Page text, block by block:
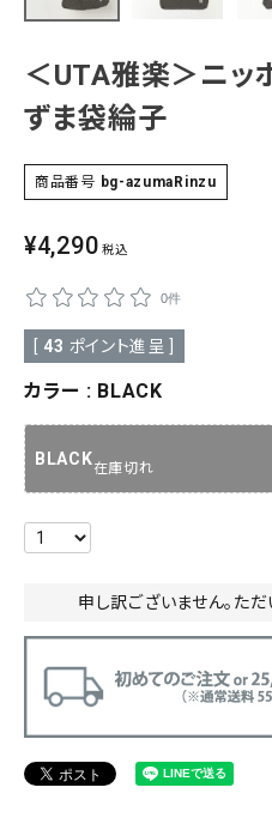
正絹 木綿・麻 ポリエステ
0-5,000円 5,000-10,000円
20,000-30,000円
絞り
羽織
小物
新作・キャンペーン
SALE
帯結び動画
キモノ読ミモノ
SHOPPING GUIDE
ABOUT
INFORMATION
＜UTA雅楽＞ニッ
ずま袋綸子
商品番号 bg-azumaRinzu
¥4,290 税込
0件
[ 43 ポイント進呈 ]
カラー BLACK
BLACK在庫切れ
申し訳ございません。た